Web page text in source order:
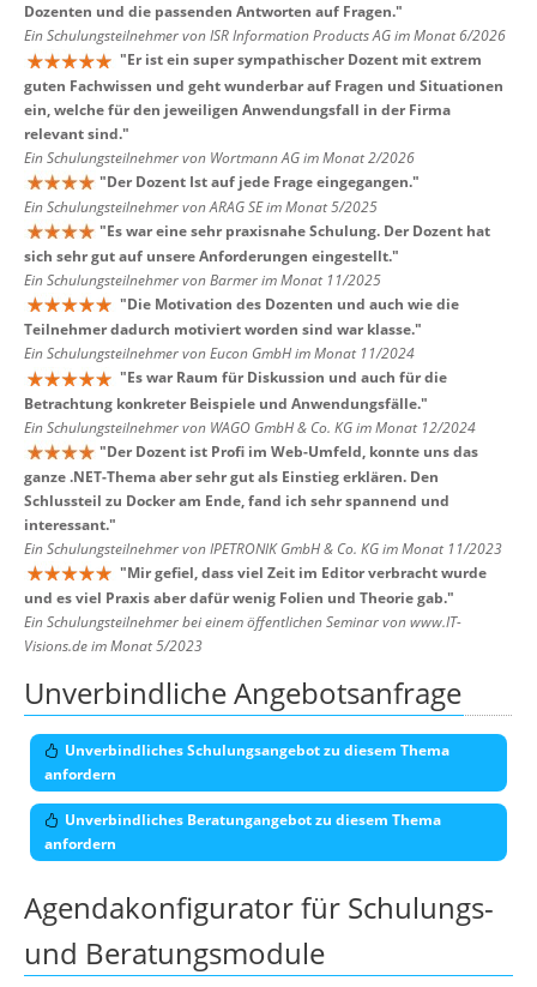
Dozenten und die passenden Antworten auf Fragen."
Ein Schulungsteilnehmer von ISR Information Products AG im Monat 6/2026
"Er ist ein super sympathischer Dozent mit extrem
guten Fachwissen und geht wunderbar auf Fragen und Situationen
ein, welche für den jeweiligen Anwendungsfall in der Firma
relevant sind."
Ein Schulungsteilnehmer von Wortmann AG im Monat 2/2026
"Der Dozent Ist auf jede Frage eingegangen."
Ein Schulungsteilnehmer von ARAG SE im Monat 5/2025
"Es war eine sehr praxisnahe Schulung. Der Dozent hat
sich sehr gut auf unsere Anforderungen eingestellt."
Ein Schulungsteilnehmer von Barmer im Monat 11/2025
"Die Motivation des Dozenten und auch wie die
Teilnehmer dadurch motiviert worden sind war klasse."
Ein Schulungsteilnehmer von Eucon GmbH im Monat 11/2024
"Es war Raum für Diskussion und auch für die
Betrachtung konkreter Beispiele und Anwendungsfälle."
Ein Schulungsteilnehmer von WAGO GmbH & Co. KG im Monat 12/2024
"Der Dozent ist Profi im Web-Umfeld, konnte uns das
ganze .NET-Thema aber sehr gut als Einstieg erklären. Den
Schlussteil zu Docker am Ende, fand ich sehr spannend und
interessant."
Ein Schulungsteilnehmer von IPETRONIK GmbH & Co. KG im Monat 11/2023
"Mir gefiel, dass viel Zeit im Editor verbracht wurde
und es viel Praxis aber dafür wenig Folien und Theorie gab."
Ein Schulungsteilnehmer bei einem öffentlichen Seminar von www.IT-
Visions.de im Monat 5/2023
Unverbindliche Angebotsanfrage
Unverbindliches Schulungsangebot zu diesem Thema
anfordern
Unverbindliches Beratungangebot zu diesem Thema
anfordern
Agendakonfigurator für Schulungs-
und Beratungsmodule